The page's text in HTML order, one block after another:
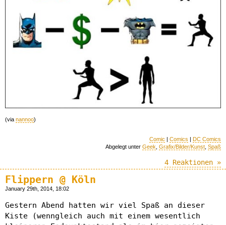
(via nannoo)
Comic | Comics | DC Comics
Abgelegt unter Geek Grafix/Bilder/Kunst Spaß
4 Reaktionen »
Flippern @ Köln
January 29th, 2014, 18:02
Gestern Abend hatten wir viel Spaß an dieser
Kiste (wenngleich auch mit einem wesentlich